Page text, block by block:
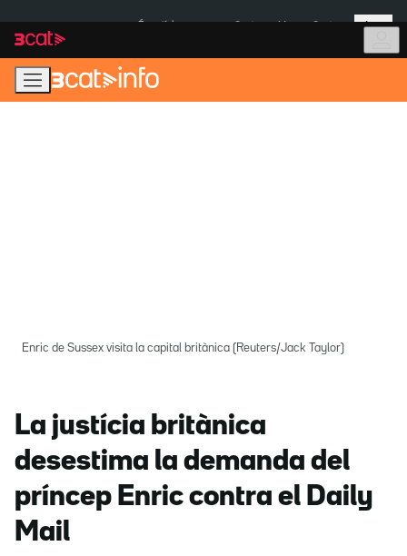
navegació
principal
contingut
Més
Enric de Sussex visita la capital britànica (Reuters/Jack Taylor)
La justícia britànica
desestima la demanda del
príncep Enric contra el Daily
Mail